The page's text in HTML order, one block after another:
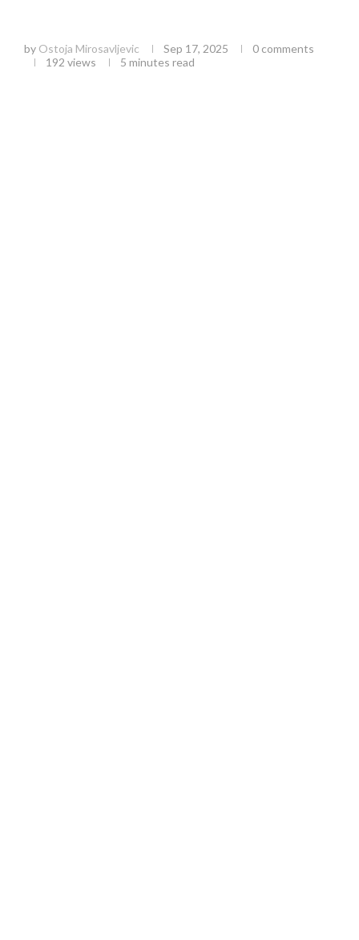
by Ostoja Mirosavljevic Sep 17, 2025
0 comments
192 views 5 minutes read